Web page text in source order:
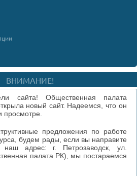
ВНИМАНИЕ!
сайта! Общественная палата
новый сайт. Надеемся, что он
просмотре.
предложения по работе
будем рады, если вы направите
адрес: г. Петрозаводск, ул.
палата РК), мы постараемся